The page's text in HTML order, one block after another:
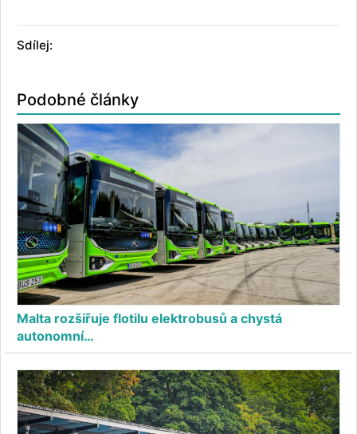
Sdílej:
Podobné články
Malta rozšiřuje flotilu elektrobusů a chystá
autonomní…